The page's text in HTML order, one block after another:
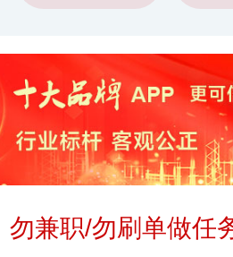
勿兼职/勿刷单做任